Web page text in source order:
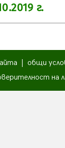
г.
общи
на